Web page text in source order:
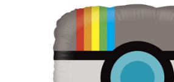
SVATEBNÍ DOPLŇKY
BARVY NA OBLIČEJ A VLASY